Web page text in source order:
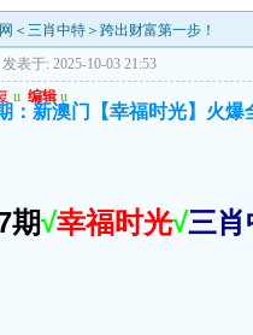
＜三肖中特＞跨出财富第一步！
发表于: 2025-10-03 21:53
u 编辑 u
：新澳门【幸福时光】火
期√幸福时光√三肖